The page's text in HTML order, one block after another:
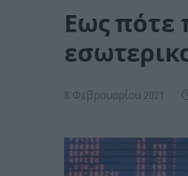
Εως πότε
8 Φεβρουαρίου 2021